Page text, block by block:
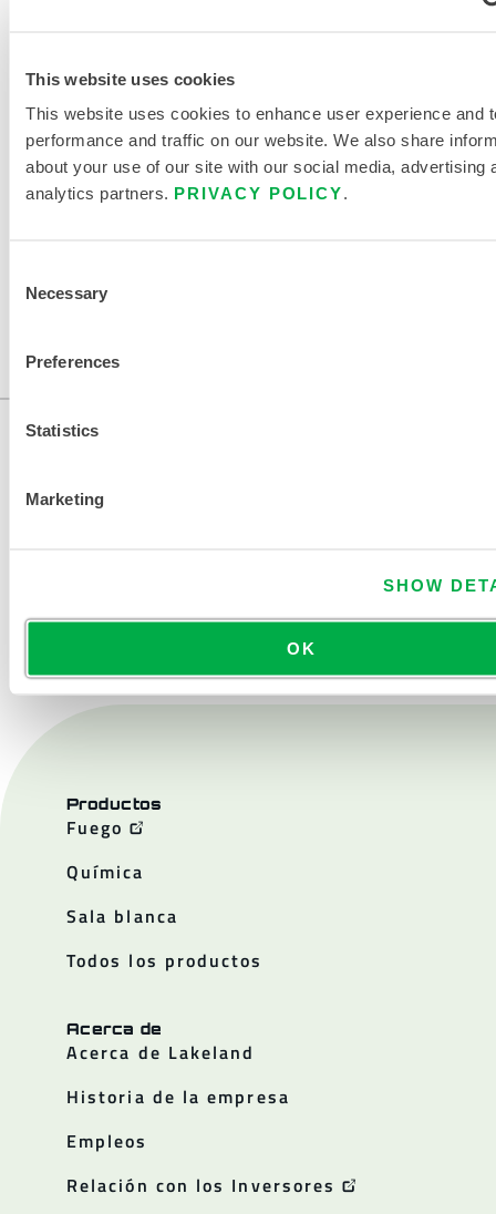
This website uses cookies
This website uses cookies to enhance user experience and
performance and traffic on our website. We also share
about your use of our site with our social media, advertising
analytics partners. PRIVACY POLICY.
Selection
Necessary
Preferences
Statistics
Marketing
SHOW
OK
DOCUMENTOS RELACIONADOS
QUÍMICA Y DESECHABLE
MÉXICO, CHINA, ÁFRICA, ASIA, OCEANÍA, AMÉRICA DEL
Productos
Fuego
Química
Sala blanca
Todos los productos
Acerca de
Acerca de Lakeland
Historia de la empresa
Empleos
Relación con los Inversores